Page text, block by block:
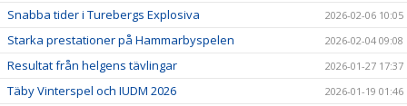
Snabba tider i Turebergs Explosiva 2026-02-06 10:05
Starka prestationer på Hammarbyspelen 2026-02-04 09:08
Resultat från helgens tävlingar 2026-01-27 17:37
Täby Vinterspel och IUDM 2026 2026-01-19 01:46